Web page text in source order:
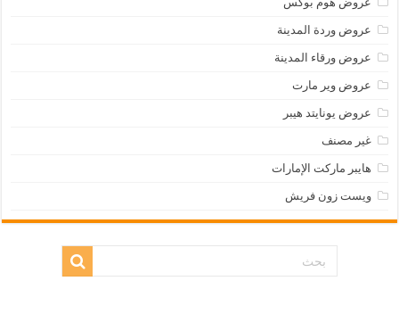
عروض وردة المدينة
عروض ورقاء المدينة
عروض وير مارت
عروض يونايتد هيبر
غير مصنف
هايبر ماركت الإمارات
ويست زون فريش